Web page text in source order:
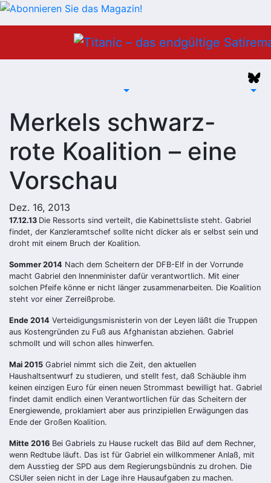
Merkels schwarz-
rote Koalition – eine
Vorschau
Dez. 16, 2013
17.12.13 Die Ressorts sind verteilt, die Kabinettsliste steht. Gabriel
findet, der Kanzleramtschef sollte nicht dicker als er selbst sein und
droht mit einem Bruch der Koalition.
Sommer 2014 Nach dem Scheitern der DFB-Elf in der Vorrunde
macht Gabriel den Innenminister dafür verantwortlich. Mit einer
solchen Pfeife könne er nicht länger zusammenarbeiten. Die Koalition
steht vor einer Zerreißprobe.
Ende 2014 Verteidigungsmisnisterin von der Leyen läßt die Truppen
aus Kostengründen zu Fuß aus Afghanistan abziehen. Gabriel
schmollt und will schon alles hinwerfen.
Mai 2015 Gabriel nimmt sich die Zeit, den aktuellen
Haushaltsentwurf zu studieren, und stellt fest, daß Schäuble ihm
keinen einzigen Euro für einen neuen Strommast bewilligt hat. Gabriel
findet damit endlich einen Verantwortlichen für das Scheitern der
Energiewende, proklamiert aber aus prinzipiellen Erwägungen das
Ende der Großen Koalition.
Mitte 2016 Bei Gabriels zu Hause ruckelt das Bild auf dem Rechner,
wenn Redtube läuft. Das ist für Gabriel ein willkommener Anlaß, mit
dem Ausstieg der SPD aus dem Regierungsbündnis zu drohen. Die
CSUler seien nicht in der Lage ihre Hausaufgaben zu machen.